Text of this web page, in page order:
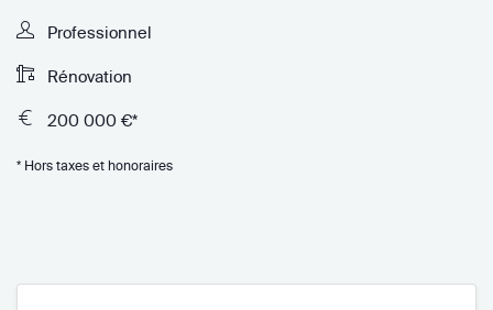
Professionnel
Rénovation
200 000 €*
* Hors taxes et honoraires